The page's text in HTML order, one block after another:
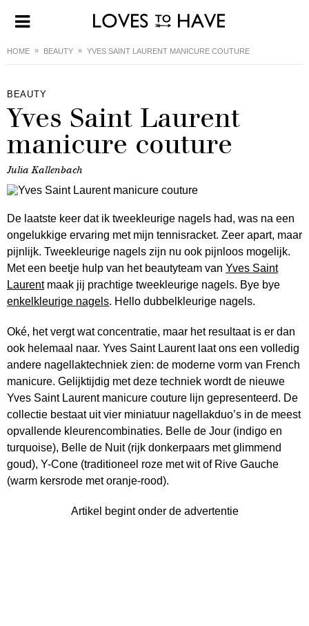
HOME BEAUTY YVES SAINT LAURENT MANICURE COUTURE
BEAUTY
Yves Saint Laurent
manicure couture
Julia Kallenbach
De laatste keer dat ik tweekleurige nagels had, was na een
ongelukkige ervaring met mijn tennisracket. Zeer apart, maar
pijnlijk. Tweekleurige nagels zijn nu ook pijnloos mogelijk.
Met een beetje hulp van het beautyteam van Yves Saint
Laurentmaak jij prachtige tweekleurige nagels. Bye bye
enkelkleurige nagels. Hello dubbelkleurige nagels.
Oké, het vergt wat concentratie, maar het resultaat is er dan
ook helemaal naar. Yves Saint Laurent laat ons een volledig
andere nagellaktechniek zien: de moderne vorm van French
manicure. Gelijktijdig met deze techniek wordt de nieuwe
Yves Saint Laurent manicure couture lijn gepresenteerd. De
collectie bestaat uit vier miniatuur nagellakduo’s in de meest
opvallende kleurencombinaties. Belle de Jour (indigo en
turquoise), Belle de Nuit (rijk donkerpaars met glimmend
goud), Y-Cone (traditioneel roze met wit of Rive Gauche
(warm kersrode met oranje-rood).
Artikel begint onder de advertentie